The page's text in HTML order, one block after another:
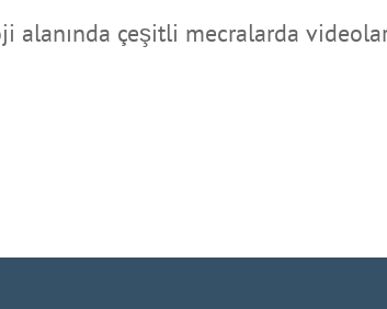
alanında çeşitli mecralarda